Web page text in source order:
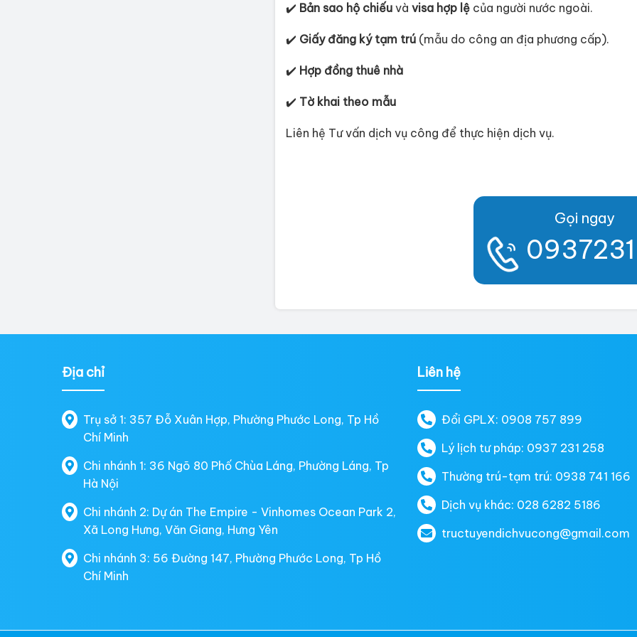
✔️ Bản sao hộ chiếu và visa hợp lệ của người nước ngoài.
✔️ Giấy đăng ký tạm trú (mẫu do công an địa phương cấp).
✔️ Hợp đồng thuê nhà
✔️ Tờ khai theo mẫu
Liên hệ Tư vấn dịch vụ công để thực hiện dịch vụ.
Gọi ngay
Địa chỉ
Trụ sở 1: 357 Đỗ Xuân Hợp, Phường Phước Long, Tp Hồ
Chí Minh
Chi nhánh 1: 36 Ngõ 80 Phố Chùa Láng, Phường Láng, Tp
Hà Nội
Chi nhánh 2: Dự án The Empire - Vinhomes Ocean Park 2,
Xã Long Hưng, Văn Giang, Hưng Yên
Chi nhánh 3: 56 Đường 147, Phường Phước Long, Tp Hồ
Chí Minh
Liên hệ
Đổi GPLX: 0908 757 899
Lý lịch tư pháp: 0937 231 258
Thường trú-tạm trú: 0938 741 166
Dịch vụ khác: 028 6282 5186
tructuyendichvucong@gmail.com